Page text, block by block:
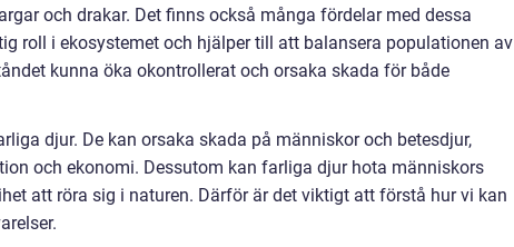
och drakar. Det finns också många fördelar med dessa
roll i ekosystemet och hjälper till att balansera populationen av
kunna öka okontrollerat och orsaka skada för både
djur. De kan orsaka skada på människor och betesdjur,
och ekonomi. Dessutom kan farliga djur hota människors
att röra sig i naturen. Därför är det viktigt att förstå hur vi kan